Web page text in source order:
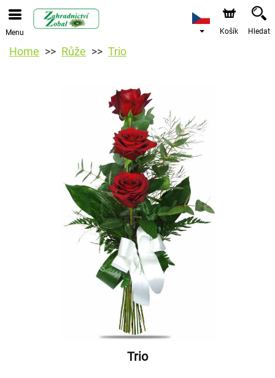
Menu Košík Hledat
Home Růže Trio
Trio